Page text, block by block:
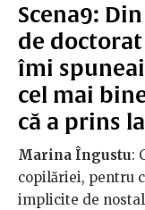
Scena9:
de
îmi
cel mai
că a prins
Marina Îngustu:
copilăriei, pentru
implicite de